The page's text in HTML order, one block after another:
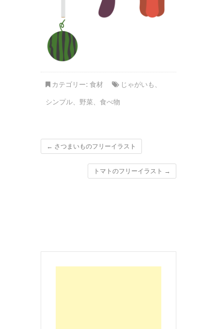
カテゴリー: 食材 じゃがいも 、
シンプル、 野菜、 食べ物
← さつまいものフリーイラスト
トマトのフリーイラスト →